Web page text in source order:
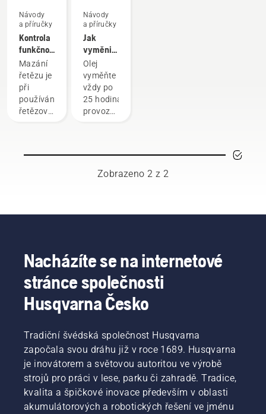
Návody
a příručky
Kontrola
funkčnosti
mazání
řetězu na
řetězové
pile
Mazání
řetězu je
při
používání
řetězové
řetěz při
tření.
Tím se
prodlužuje
životnost
lišty
a řetězu.
pokynů
v tomto
krátkém
videu se
dozvíte,
jak
zkontrolovat,
Návody
a příručky
Jak
vyměnit
olej
v sekačce
na trávu
Husqvarna
Olej
vyměňte
vždy po
25 hodinách
provozu
Při
provozu
vyměňovat
olej
častěji.
Existují
dva
způsoby
oleje,
oba jsou
ukázány
v tomto
videu.
Zobrazeno 2 z 2
Nacházíte se na internetové
stránce společnosti
Husqvarna Česko
Tradiční švédská společnost Husqvarna
započala svou dráhu již v roce 1689. Husqvarna
je inovátorem a světovou autoritou ve výrobě
strojů pro práci v lese, parku či zahradě. Tradice,
kvalita a špičkové inovace především v oblasti
akumulátorových a robotických řešení ve jménu